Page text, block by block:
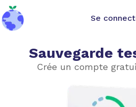
back to home Se
La politique
Sauvegarde
Crée un compte